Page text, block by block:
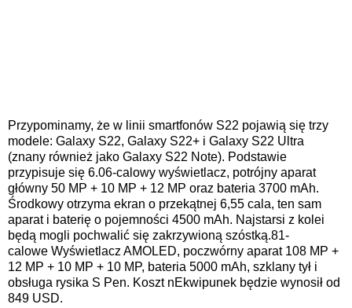
Przypominamy, że w linii smartfonów S22 pojawią się trzy
modele: Galaxy S22, Galaxy S22+ i Galaxy S22 Ultra
(znany również jako Galaxy S22 Note). Podstawie
przypisuje się 6.06-calowy wyświetlacz, potrójny aparat
główny 50 MP + 10 MP + 12 MP oraz bateria 3700 mAh.
Środkowy otrzyma ekran o przekątnej 6,55 cala, ten sam
aparat i baterię o pojemności 4500 mAh. Najstarsi z kolei
będą mogli pochwalić się zakrzywioną szóstką.81-
calowe Wyświetlacz AMOLED, poczwórny aparat 108 MP +
12 MP + 10 MP + 10 MP, bateria 5000 mAh, szklany tył i
obsługa rysika S Pen. Koszt nEkwipunek będzie wynosił od
849 USD.